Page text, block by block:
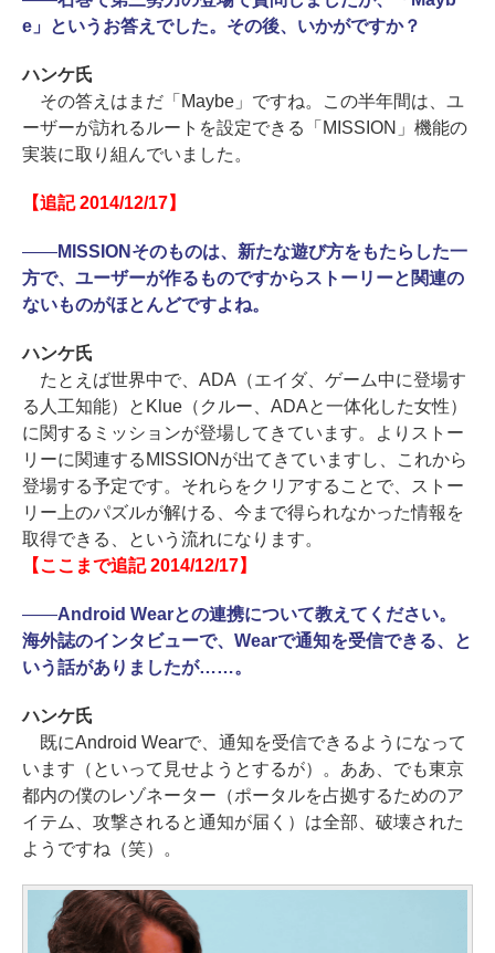
e」というお答えでした。その後、いかがですか？
ハンケ氏
その答えはまだ「Maybe」ですね。この半年間は、ユ
ーザーが訪れるルートを設定できる「MISSION」機能の
実装に取り組んでいました。
【追記 2014/12/17】
――MISSIONそのものは、新たな遊び方をもたらした一
方で、ユーザーが作るものですからストーリーと関連の
ないものがほとんどですよね。
ハンケ氏
たとえば世界中で、ADA（エイダ、ゲーム中に登場す
る人工知能）とKlue（クルー、ADAと一体化した女性）
に関するミッションが登場してきています。よりストー
リーに関連するMISSIONが出てきていますし、これから
登場する予定です。それらをクリアすることで、ストー
リー上のパズルが解ける、今まで得られなかった情報を
取得できる、という流れになります。
【ここまで追記 2014/12/17】
――Android Wearとの連携について教えてください。
海外誌のインタビューで、Wearで通知を受信できる、と
いう話がありましたが……。
ハンケ氏
既にAndroid Wearで、通知を受信できるようになって
います（といって見せようとするが）。ああ、でも東京
都内の僕のレゾネーター（ポータルを占拠するためのア
イテム、攻撃されると通知が届く）は全部、破壊された
ようですね（笑）。